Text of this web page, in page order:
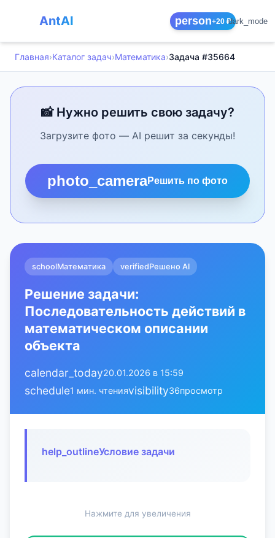
AntAI person+20 ₽dark_mode
Главная›Каталог задач›Математика›Задача #35664
📸 Нужно решить свою задачу?
Загрузите фото — AI решит за секунды!
photo_cameraРешить по фото
schoolМатематика verifiedРешено AI
Решение задачи:
Последовательность действий в
математическом описании
объекта
calendar_today20.01.2026 в 15:59
schedule1 мин. чтенияvisibility36просмотр
help_outlineУсловие задачи
Нажмите для увеличения